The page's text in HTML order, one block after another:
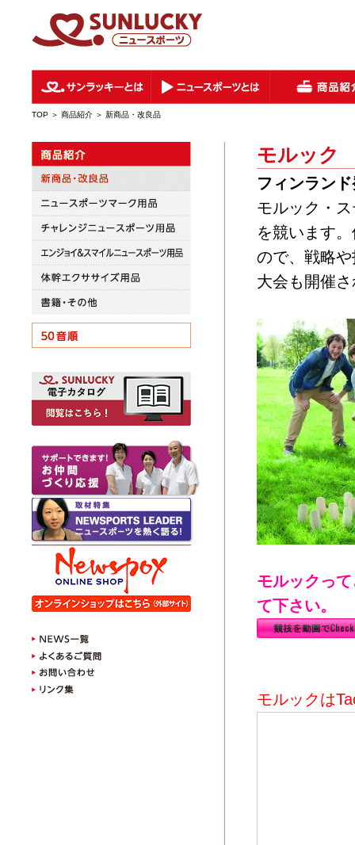
TOP＞ 商品紹介 ＞ 新商品・改良品
モルック
フィンラン
モルック・
を競います
ので、戦略
大会も開催
モルックっ
て下さい。
モルックは